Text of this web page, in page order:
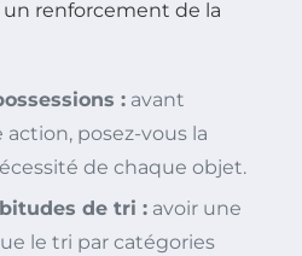
renforcement de la
: avant
posez-vous la
de chaque objet.
de tri : avoir une
le tri par catégories